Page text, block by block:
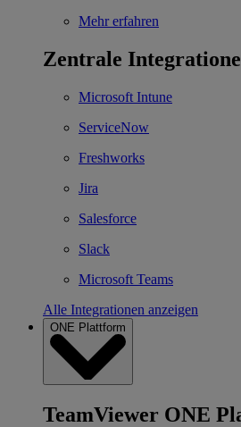
Mehr erfahren
Zentrale
Microsoft Intune
ServiceNow
Freshworks
Jira
Salesforce
Slack
Microsoft Teams
Alle Integrationen anzeigen
ONE Plattform
TeamViewer ONE